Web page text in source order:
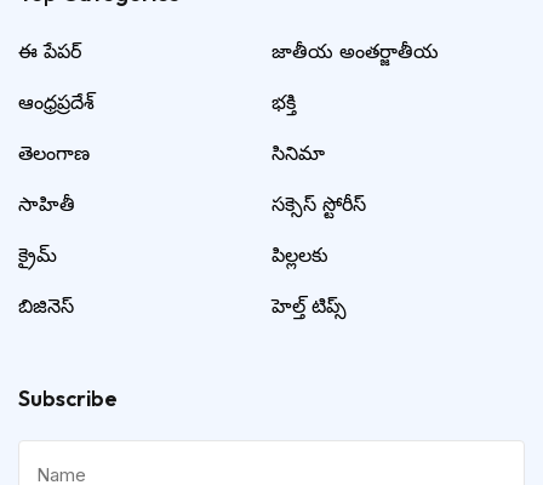
ఈ పేపర్
ఆంధ్రప్రదేశ్
తెలంగాణ
సాహితీ
క్రైమ్
బిజినెస్
జాతీయ అంతర్జాతీయ
భక్తి
సినిమా
సక్సెస్ స్టోరీస్
పిల్లలకు
హెల్త్ టిప్స్
Subscribe